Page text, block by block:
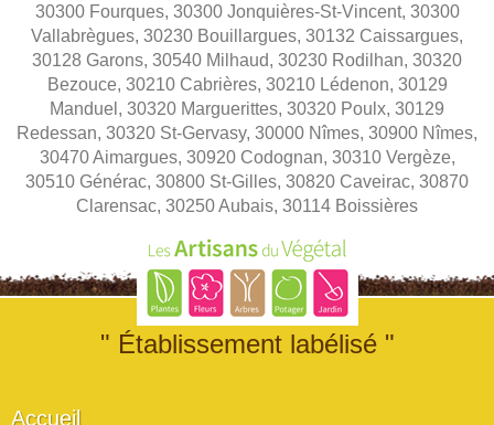
30300 Fourques, 30300 Jonquières-St-Vincent, 30300
Vallabrègues, 30230 Bouillargues, 30132 Caissargues,
30128 Garons, 30540 Milhaud, 30230 Rodilhan, 30320
Bezouce, 30210 Cabrières, 30210 Lédenon, 30129
Manduel, 30320 Marguerittes, 30320 Poulx, 30129
Redessan, 30320 St-Gervasy, 30000 Nîmes, 30900 Nîmes,
30470 Aimargues, 30920 Codognan, 30310 Vergèze,
30510 Générac, 30800 St-Gilles, 30820 Caveirac, 30870
Clarensac, 30250 Aubais, 30114 Boissières
" Établissement labélisé "
Accueil